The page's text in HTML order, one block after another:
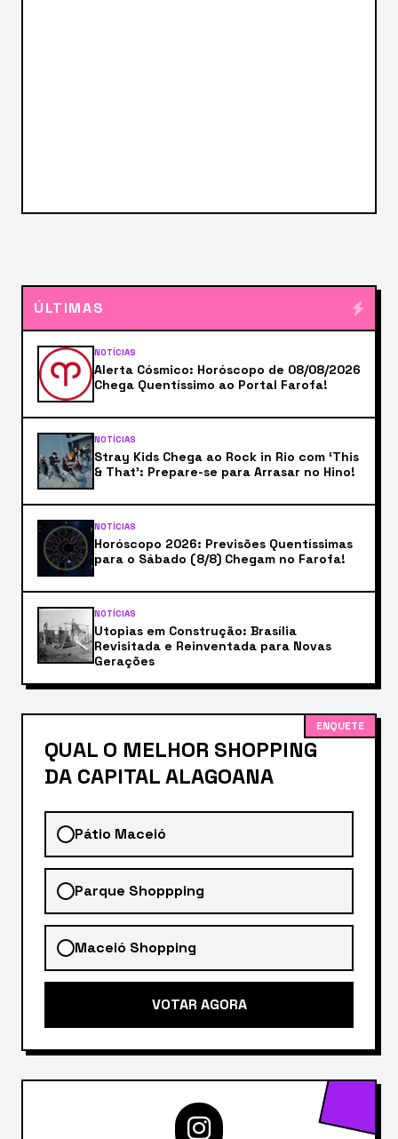
ÚLTIMAS
NOTÍCIAS
Alerta Cósmico: Horóscopo de 08/08/2026
Chega Quentíssimo ao Portal Farofa!
NOTÍCIAS
Stray Kids Chega ao Rock in Rio com ‘This
& That’: Prepare-se para Arrasar no Hino!
NOTÍCIAS
Horóscopo 2026: Previsões Quentíssimas
para o Sábado (8/8) Chegam no Farofa!
NOTÍCIAS
Utopias em Construção: Brasília
Revisitada e Reinventada para Novas
Gerações
ENQUETE
QUAL O MELHOR SHOPPING
DA CAPITAL ALAGOANA
Pátio Maceió
Parque Shoppping
Maceió Shopping
VOTAR AGORA